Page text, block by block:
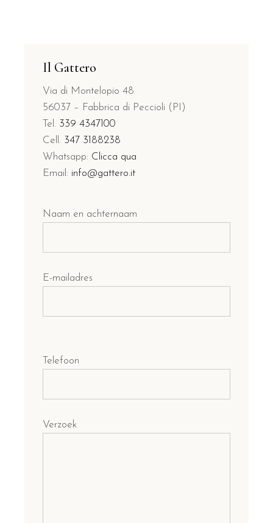
Il Gattero
Via di Montelopio 48
56037 – Fabbrica di Peccioli (PI)
Tel. 339 4347100
Cell. 347 3188238
Whatsapp: Clicca qua
Email: info@gattero.it
Naam en achternaam
E-mailadres
Telefoon
Verzoek